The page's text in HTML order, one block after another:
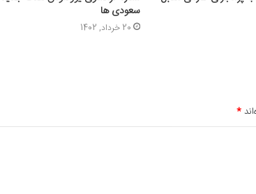
سعودی ها
20 خرداد, 1402
*